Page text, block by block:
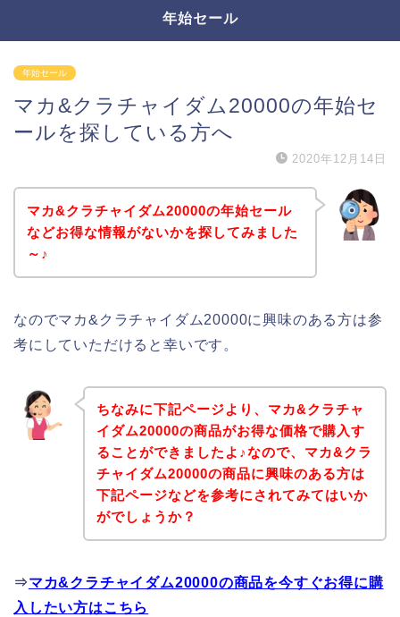
年始セール
年始セール
マカ&クラチャイダム20000の年始セ
ールを探している方へ
2020年12月14日
マカ&クラチャイダム20000の年始セール
などお得な情報がないかを探してみました
～♪
なのでマカ&クラチャイダム20000に興味のある方は参
考にしていただけると幸いです。
ちなみに下記ページより、マカ&クラチャ
イダム20000の商品がお得な価格で購入す
ることができましたよ♪なので、マカ&クラ
チャイダム20000の商品に興味のある方は
下記ページなどを参考にされてみてはいか
がでしょうか？
⇒マカ&クラチャイダム20000の商品を今すぐお得に購
入したい方はこちら